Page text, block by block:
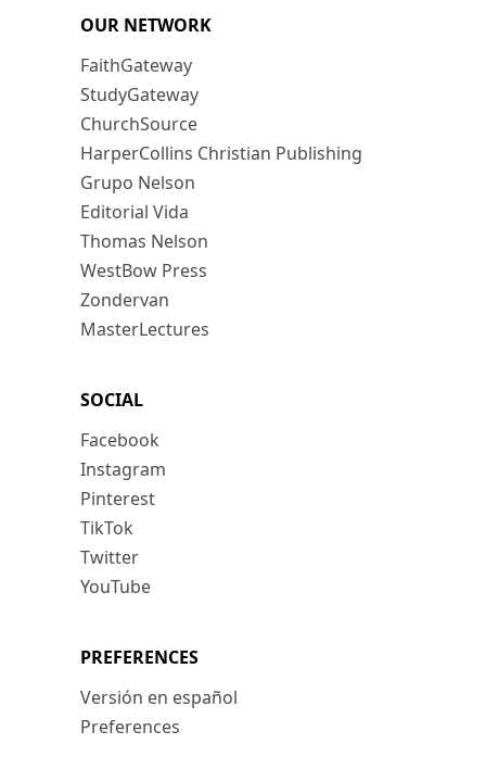
OUR NETWORK
FaithGateway
StudyGateway
ChurchSource
HarperCollins Christian Publishing
Grupo Nelson
Editorial Vida
Thomas Nelson
WestBow Press
Zondervan
MasterLectures
SOCIAL
Facebook
Instagram
Pinterest
TikTok
Twitter
YouTube
PREFERENCES
Versión en español
Preferences